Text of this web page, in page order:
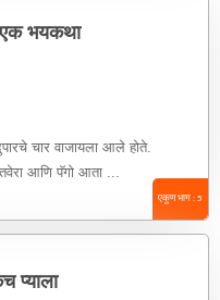
एक भयकथा
चार वाजायला आले होते.
आणि पॅगो आता ...
एकूण भाग : 5
प्याला